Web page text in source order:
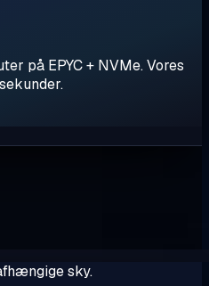
på EPYC + NVMe. Vores
sky.